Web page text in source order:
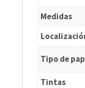
Medidas
Tipo de
Tintas